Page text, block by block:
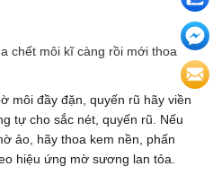
chết môi kĩ càng rồi mới thoa
môi đầy đặn, quyến rũ hãy viền
tự cho sắc nét, quyến rũ. Nếu
ảo, hãy thoa kem nền, phấn
hiệu ứng mờ sương lan tỏa.